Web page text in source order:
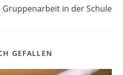
Gruppenarbeit in der Schule
GEFALLEN